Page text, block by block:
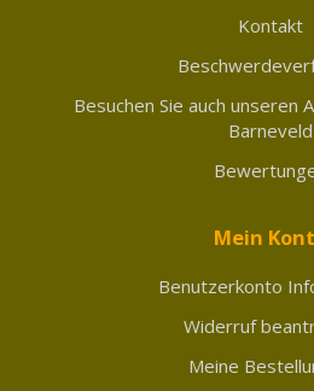
Kontakt
Besuchen Sie auch unseren
Barneveld
Mein
Benutzerkonto
Widerruf
Meine